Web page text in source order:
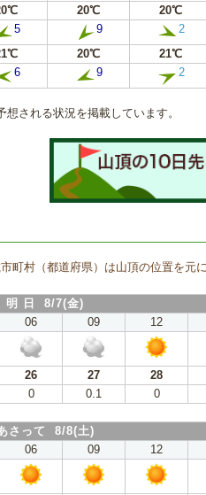
20℃ 20℃
5 9 2
20℃ 21℃
6 9 2
される状況を掲載しています。
町村（都道府県）は山頂の位置を元に
明 日 8/7(金)
06 09 12
26 27 28
0 0.1 0
さって 8/8(土)
06 09 12